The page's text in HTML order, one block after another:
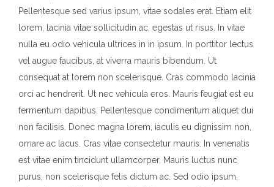
Pellentesque sed varius ipsum, vitae sodales erat. Etiam elit
lorem, lacinia vitae sollicitudin ac, egestas ut risus. In vitae
nulla eu odio vehicula ultrices in in ipsum. In porttitor lectus
vel augue faucibus, at viverra mauris bibendum. Ut
consequat at lorem non scelerisque. Cras commodo lacinia
orci ac hendrerit. Ut nec vehicula eros. Mauris feugiat est eu
fermentum dapibus. Pellentesque condimentum aliquet dui
non facilisis. Donec magna lorem, iaculis eu dignissim non,
ornare ac lacus. Cras vitae consectetur mauris. In venenatis
est vitae enim tincidunt ullamcorper. Mauris luctus nunc
purus, non scelerisque felis dictum ac. Sed odio ipsum,